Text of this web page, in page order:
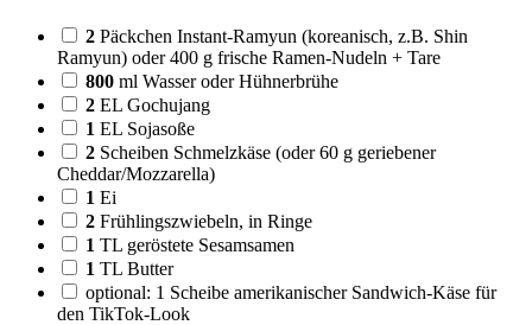
2 Päckchen Instant-Ramyun (koreanisch, z.B. Shin
Ramyun) oder 400 g frische Ramen-Nudeln + Tare
800 ml Wasser oder Hühnerbrühe
2 EL Gochujang
1 EL Sojasoße
2 Scheiben Schmelzkäse (oder 60 g geriebener
Cheddar/Mozzarella)
1 Ei
2 Frühlingszwiebeln, in Ringe
1 TL geröstete Sesamsamen
1 TL Butter
optional: 1 Scheibe amerikanischer Sandwich-Käse für
den TikTok-Look